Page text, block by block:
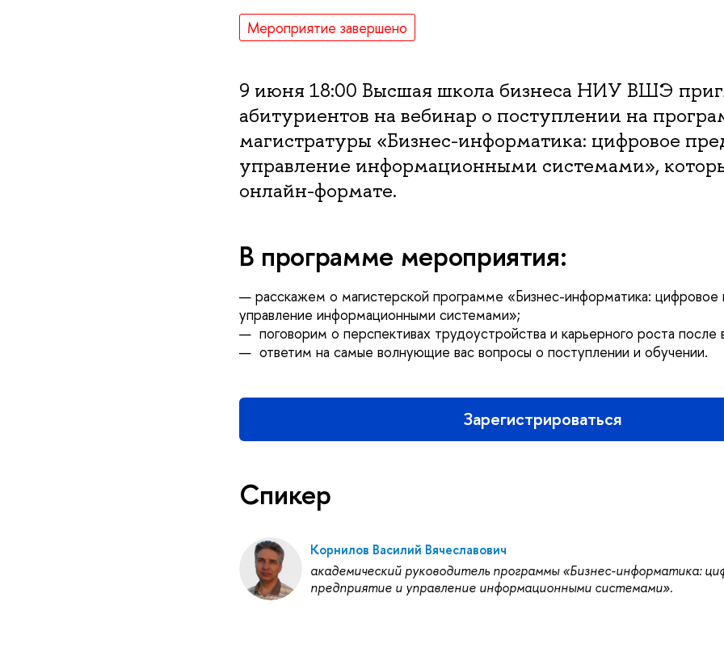
Мероприятие завершено
9 июня 18:00 Высшая школа бизнеса НИУ ВШЭ
абитуриентов на вебинар о поступлении на
магистратуры «Бизнес-информатика: цифровое
управление информационными системами»,
онлайн-формате.
В программе мероприятия:
— расскажем о магистерской программе «Бизнес-информатика: цифровое
управление информационными системами»;
— поговорим о перспективах трудоустройства и карьерного роста после
— ответим на самые волнующие вас вопросы о поступлении и обучении.
Зарегистрироваться
Спикер
Корнилов Василий Вячеславович
академический руководитель программы «Бизнес-информатика:
предприятие и управление информационными системами».